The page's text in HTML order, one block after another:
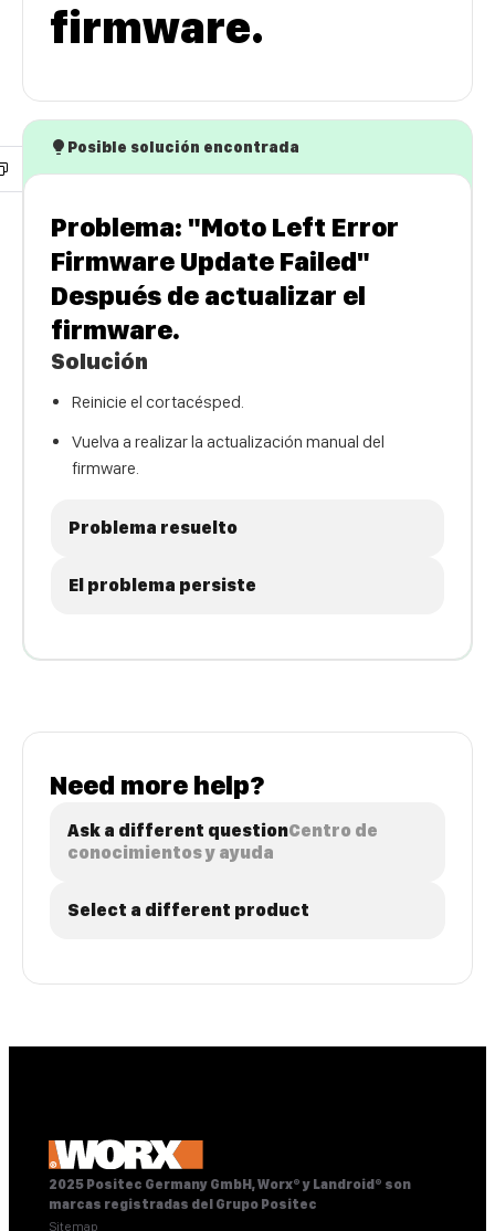
firmware.
Posible solución encontrada
Problema: "Moto Left Error
Firmware Update Failed"
Después de actualizar el
firmware.
Solución
Reinicie el cortacésped.
Vuelva a realizar la actualización manual del
firmware.
Problema resuelto
El problema persiste
Need more help?
Ask a different questionCentro de
conocimientos y ayuda
Select a different product
2025 Positec Germany GmbH, Worx® y Landroid® son
marcas registradas del Grupo Positec
Sitemap